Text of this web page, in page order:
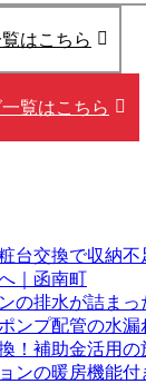
はこちら
覧はこちら
台交換で収納
｜函南町
の排水が詰まっ
ンプ配管の水
！補助金活用
ンの暖房機能